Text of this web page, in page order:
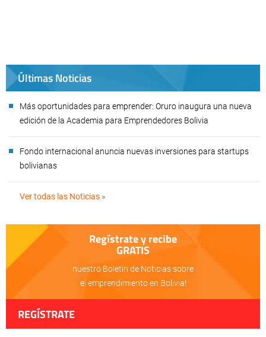
Últimas Noticias
Más oportunidades para emprender: Oruro inaugura una nueva
edición de la Academia para Emprendedores Bolivia
Fondo internacional anuncia nuevas inversiones para startups
bolivianas
Ver todas las Noticias »
Regístrate y recibe
GRATIS
nuestro Boletín de Noticias sobre
el emprendimiento en Bolivia!
REGÍSTRATE